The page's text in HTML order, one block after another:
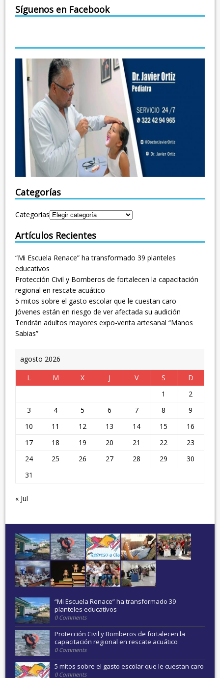
Síguenos en Facebook
Categorías
Categorías
Artículos Recientes
“Mi Escuela Renace” ha transformado 39 planteles
educativos
Protección Civil y Bomberos de fortalecen la capacitación
regional en rescate acuático
5 mitos sobre el gasto escolar que le cuestan caro
Jóvenes están en riesgo de ver afectada su audición
Tendrán adultos mayores expo-venta artesanal “Manos
Sabias”
agosto 2026
L
M X J V S
D
1
2
3
4 5 6 7 8
9
10
11 12 13 14 15
16
17
18 19 20 21 22
23
24
25 26 27 28 29
30
31
« Jul
“Mi Escuela Renace” ha transformado 39
planteles educativos
0 Comments
Protección Civil y Bomberos de fortalecen la
capacitación regional en rescate acuático
0 Comments
5 mitos sobre el gasto escolar que le cuestan caro
0 Comments